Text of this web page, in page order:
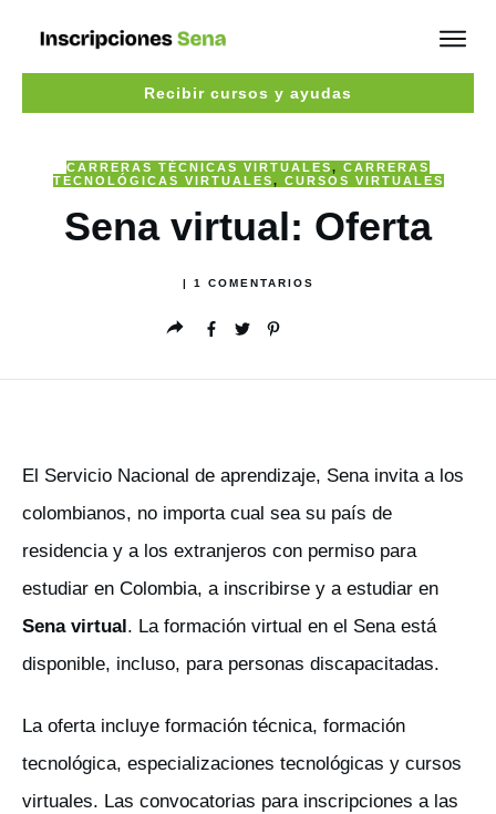
Recibir cursos y ayudas
CARRERAS TÉCNICAS VIRTUALES, CARRERAS
TECNOLÓGICAS VIRTUALES, CURSOS VIRTUALES
Sena virtual: Oferta
1 COMENTARIOS
El Servicio Nacional de aprendizaje, Sena invita a los
colombianos, no importa cual sea su país de
residencia y a los extranjeros con permiso para
estudiar en Colombia, a inscribirse y a estudiar en
Sena virtual . La formación virtual en el Sena está
disponible, incluso, para personas discapacitadas.
La oferta incluye formación técnica, formación
tecnológica, especializaciones tecnológicas y cursos
virtuales. Las convocatorias para inscripciones a las